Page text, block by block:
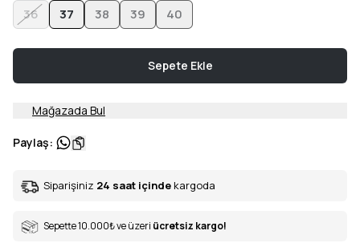
36 37 38 39 40
Sepete Ekle
Mağazada Bul
Paylaş:
Siparişiniz 24 saat içinde kargoda
Sepette 10.000₺ve üzeri ücretsiz kargo!